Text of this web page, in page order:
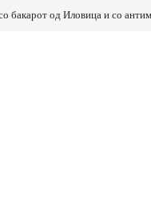
од Иловица и со